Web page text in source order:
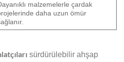
malzemelerle çardak
daha uzun ömür
sürdürülebilir ahşap